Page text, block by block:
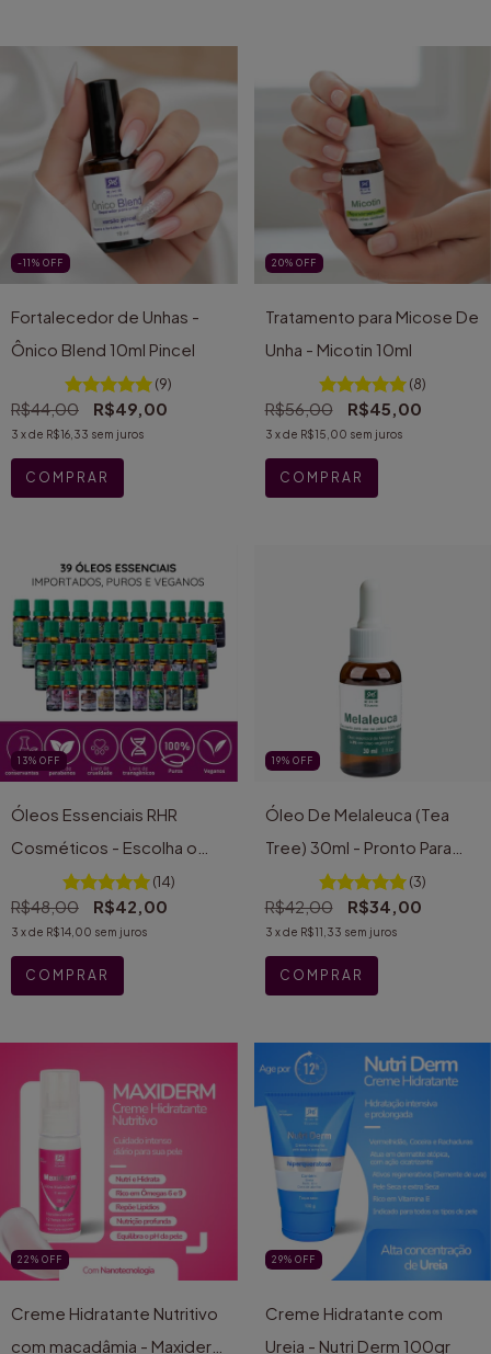
-11 % OFF
Fortalecedor de Unhas -
Ônico Blend 10ml Pincel
(9)
R$44,00 R$49,00
3 x de R$16,33 sem juros
20% OFF
Tratamento para Micose De
Unha - Micotin 10ml
(8)
R$56,00 R$45,00
3 x de R$15,00 sem juros
13% OFF
Óleos Essenciais RHR
Cosméticos - Escolha o
(14)
R$48,00 R$42,00
3 x de R$14,00 sem juros
COMPRAR
19% OFF
Óleo De Melaleuca (Tea
Tree) 30ml - Pronto Para
(3)
R$42,00 R$34,00
3 x de R$11,33 sem juros
22 % OFF
Creme Hidratante Nutritivo
com macadâmia - Maxiderm
29% OFF
Creme Hidratante com
Ureia - Nutri Derm 100gr